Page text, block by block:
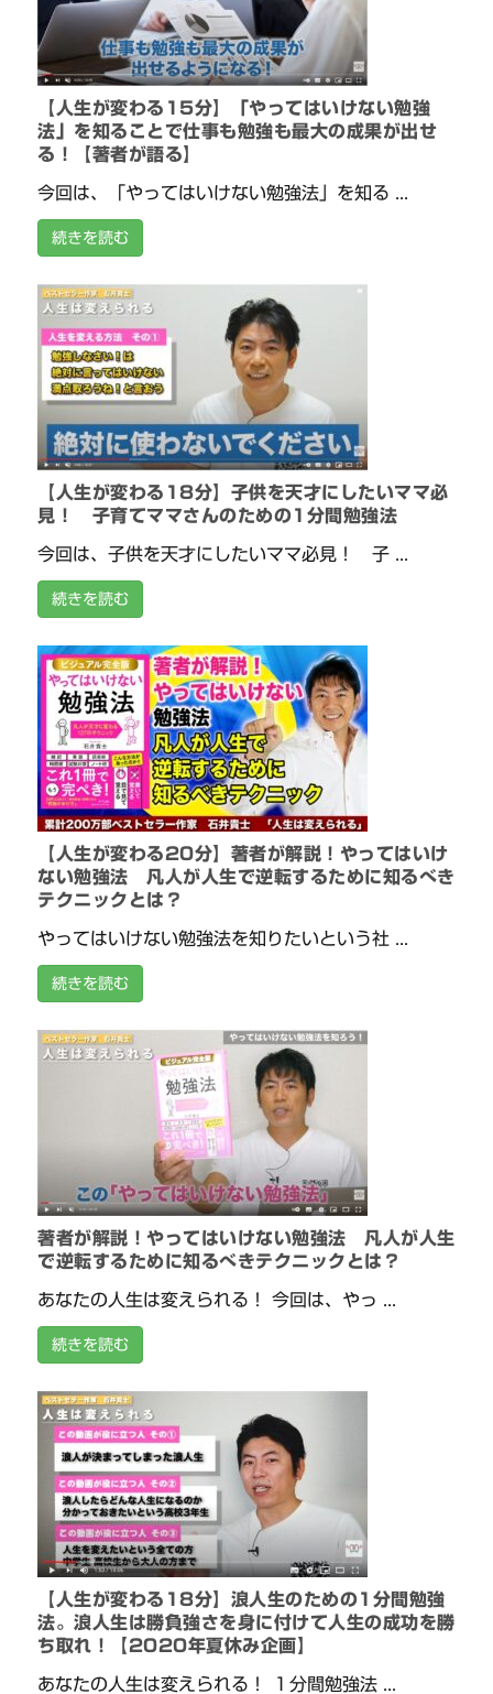
【人生が変わる15分】「やってはいけない勉強
法」を知ることで仕事も勉強も最大の成果が出せ
る！【著者が語る】
今回は、「やってはいけない勉強法」を知る ...
続きを読む
【人生が変わる18分】子供を天才にしたいママ必
見！ 子育てママさんのための1分間勉強法
今回は、子供を天才にしたいママ必見！ 子 ...
続きを読む
【人生が変わる20分】著者が解説！やってはいけ
ない勉強法 凡人が人生で逆転するために知るべき
テクニックとは？
やってはいけない勉強法を知りたいという社 ...
続きを読む
著者が解説！やってはいけない勉強法 凡人が人生
で逆転するために知るべきテクニックとは？
あなたの人生は変えられる！ 今回は、やっ ...
続きを読む
【人生が変わる18分】浪人生のための1分間勉強
法。浪人生は勝負強さを身に付けて人生の成功を勝
ち取れ！【2020年夏休み企画】
あなたの人生は変えられる！ １分間勉強法 ...